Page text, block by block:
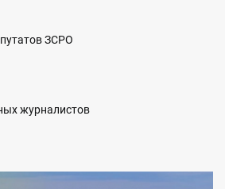
ЗСРО
журналистов